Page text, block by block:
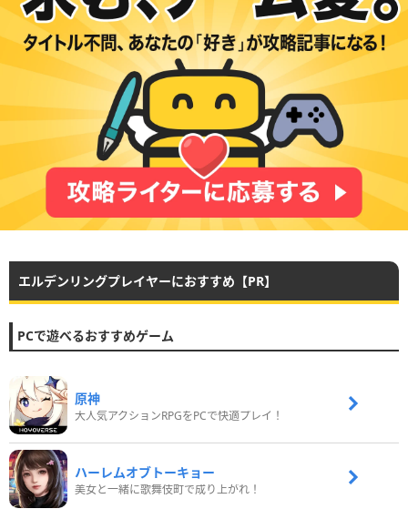
エルデンリングプレイヤーにおすすめ【PR】
PCで遊べるおすすめゲーム
原神
大人気アクションRPGをPCで快適プレイ！
ハーレムオブトーキョー
美女と一緒に歌舞伎町で成り上がれ！